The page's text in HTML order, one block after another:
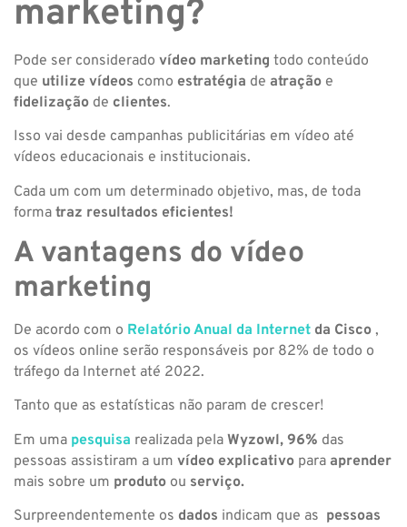
marketing?
Pode ser considerado vídeo marketing todo conteúdo
que utilize vídeos como estratégia de atração e
fidelização de clientes.
Isso vai desde campanhas publicitárias em vídeo até
vídeos educacionais e institucionais.
Cada um com um determinado objetivo, mas, de toda
forma traz resultados eficientes!
A vantagens do vídeo
marketing
De acordo com o Relatório Anual da Internet da Cisco ,
os vídeos online serão responsáveis ​​por 82% de todo o
tráfego da Internet até 2022.
Tanto que as estatísticas não param de crescer!
Em uma pesquisa realizada pela Wyzowl, 96% das
pessoas assistiram a um vídeo explicativo para aprender
mais sobre um produto ou serviço.
Surpreendentemente os dados indicam que as pessoas